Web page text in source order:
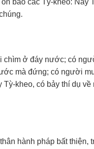
bảo các Tỳ-kheo: Nay
ở đáy nước; có
mà đứng; có người
kheo, có bảy thí dụ
hành pháp bất thiện,